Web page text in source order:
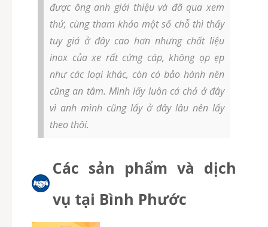
được ông anh giới thiệu và đã qua xem
thử, cùng tham khảo một số chỗ thì thấy
tuy giá ở đây cao hơn nhưng chất liệu
inox của xe rất cứng cáp, không ọp ẹp
như các loại khác, còn có bảo hành nên
cũng an tâm. Mình lấy luôn cá chả ở đây
vì anh mình cũng lấy ở đây lâu nên lấy
theo thôi.
Các sản phẩm và dịch
vụ tại Bình Phước